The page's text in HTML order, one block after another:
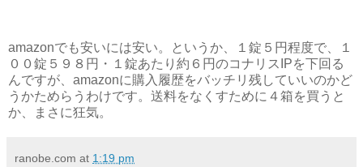
amazonでも安いには安い。というか、１錠５円程度で、１
００錠５９８円・１錠あたり約６円のコナリスIPを下回る
んですが、amazonに購入履歴をバッチリ残していいのかど
うかためらうわけです。送料をなくすために４箱を買うと
か、まさに狂気。
ranobe.com at 1:19 pm